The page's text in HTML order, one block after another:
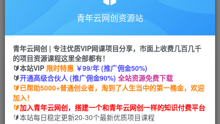
搭建同款网站，自己当老板
首页 创业课程 会员专属 正文
（6459期）闲鱼精品课，教你打造日入500+的闲
鱼店铺，细致讲解看完就会
青年云网创
2年前发布
关注 私信
青年云网创资源站
青年云网创 | 专注优质VIP网课项目分享，市面上收费几百几千
的项目资源课程这里全部都有！
🔰本站VIP 限时特惠 ￥99/年 (推广佣金50%)
🔰开通高级合伙人 (推广佣金90%) 全站资源免费下载
🔰已帮助5000+普通创业者，淘到了人生当中的第一桶金，欢迎
加入！
🔰加入青年云网创，搭建一个和青年云网创一样的知识付费平台
🔰本站每日稳定更新20-30个最新优质项目课程